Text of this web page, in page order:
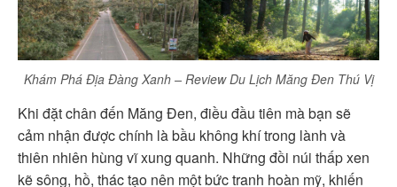
Khám Phá Địa Đàng Xanh – Review Du Lịch Măng Đen Thú Vị
Khi đặt chân đến Măng Đen, điều đầu tiên mà bạn sẽ
cảm nhận được chính là bầu không khí trong lành và
thiên nhiên hùng vĩ xung quanh. Những đồi núi thấp xen
kẽ sông, hồ, thác tạo nên một bức tranh hoàn mỹ, khiến